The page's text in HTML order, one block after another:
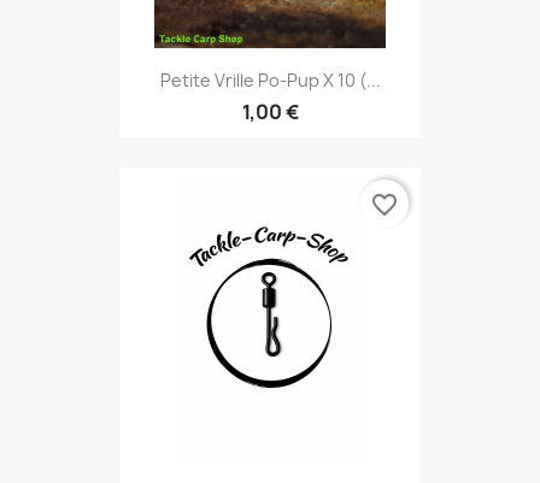
Petite Vrille Po-Pup X 10 (...
1,00 €
favorite_border